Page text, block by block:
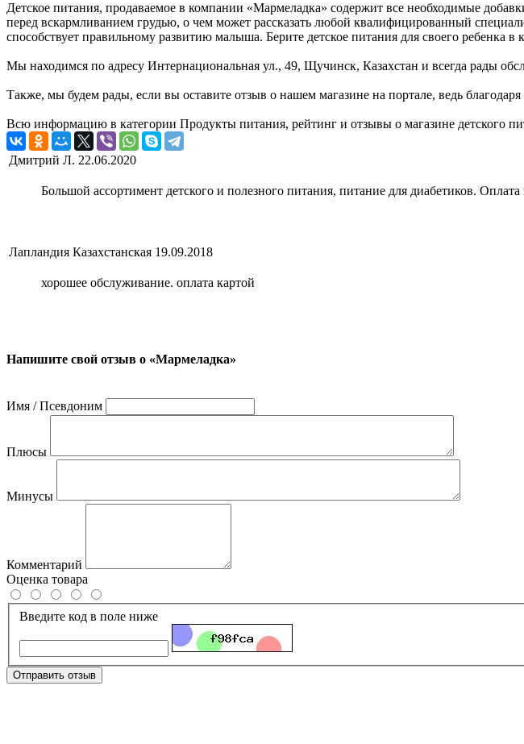
Детское питания, продаваемое в компании «Мармеладка» содержит все необходимые
перед вскармливанием грудью, о чем может рассказать любой квалифицированный
способствует правильному развитию малыша. Берите детское питания для своего ребенка
Мы находимся по адресу Интернациональная ул., 49, Щучинск, Казахстан и всегда рады
Также, мы будем рады, если вы оставите отзыв о нашем магазине на портале, ведь
Всю информацию в категории Продукты питания, рейтинг и отзывы о магазине детского
Дмитрий Л. 22.06.2020
Большой ассортимент детского и полезного питания, питание для диабетиков.
Лапландия Казахстанская 19.09.2018
хорошее обслуживание. оплата картой
Напишите свой отзыв о «Мармеладка»
Имя / Псевдоним
Плюсы
Минусы
Комментарий
Оценка товара
Введите код в поле ниже
Отправить отзыв